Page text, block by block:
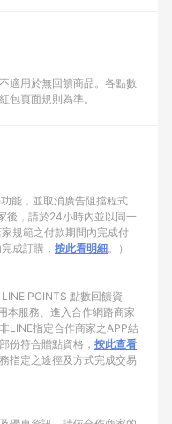
適用於無回饋商品。各點數
包頁面規則為準。
能，並取消廣告阻擋程式
後，請於24小時內並以同一
規範之付款期間內完成付
成訂購， 按此看明細。）
POINTS 點數回饋資
本服務、進入合作網路商家
LINE指定合作商家之APP結
份符合贈點資格， 按此查看
指定之途徑及方式完成交易